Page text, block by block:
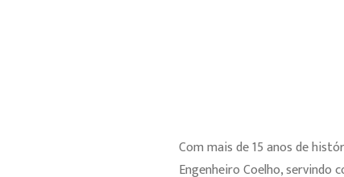
Com mais de 15 anos de
Engenheiro Coelho, servindo